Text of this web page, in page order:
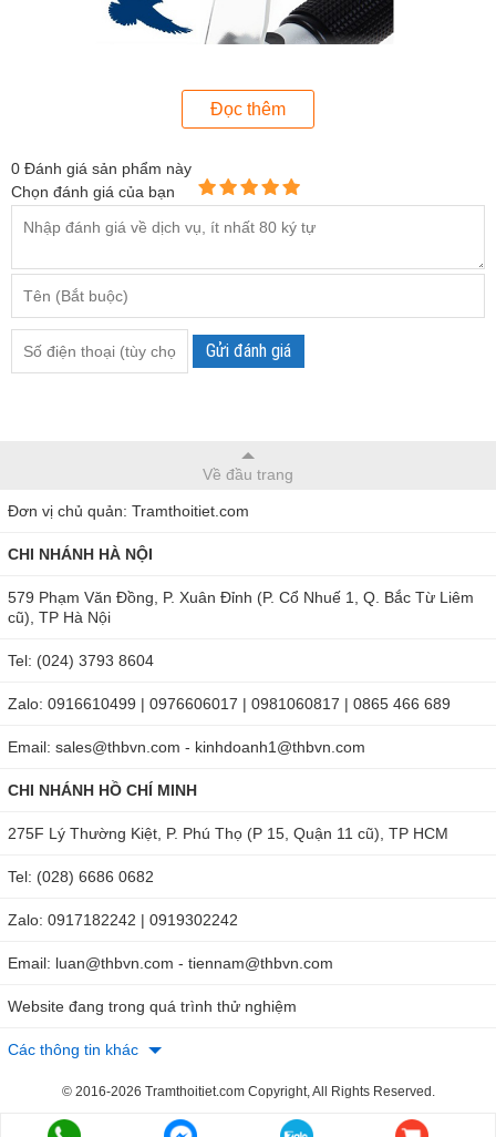
Khúc xạ kế này không chỉ được sử dụng trong ngành mật
ong mà còn áp dụng rộng rãi trong các ngành thực phẩm, đồ
uống và công nghiệp hóa chất. Đây là mẫu
Thông số kỹ thuật của khúc xạ kế đo độ ngọt RHB-92T
Độ chính xác: ± 0.2%
Nếu bạn muốn mua sắm khúc xạ kế đo độ ngọt và hàm
Việt Nam, bạn hãy nhanh chóng liên hệ với chúng tôi
qua Hotline: HN: 0904810817 - HCM: 0918132242 để nhận
đường link:
https://thbvietnam.com/khuc-xa-ke-do-do-ngot-
total-meter-rhb-92t.html
Đọc thêm
0 Đánh giá sản phẩm này
Chọn đánh giá của bạn
Gửi đánh giá
Về đầu trang
Đơn vị chủ quản: Tramthoitiet.com
CHI NHÁNH HÀ NỘI
579 Phạm Văn Đồng, P. Xuân Đỉnh (P. Cổ Nhuế 1, Q. Bắc Từ Liêm
cũ), TP Hà Nội
Tel: (024) 3793 8604
Zalo: 0916610499 | 0976606017 | 0981060817 | 0865 466 689
Email: sales@thbvn.com - kinhdoanh1@thbvn.com
CHI NHÁNH HỒ CHÍ MINH
275F Lý Thường Kiệt, P. Phú Thọ (P 15, Quận 11 cũ), TP HCM
Tel: (028) 6686 0682
Zalo: 0917182242 | 0919302242
Email: luan@thbvn.com - tiennam@thbvn.com
Website đang trong quá trình thử nghiệm
Các thông tin khác
© 2016-2026 Tramthoitiet.com Copyright, All Rights Reserved.